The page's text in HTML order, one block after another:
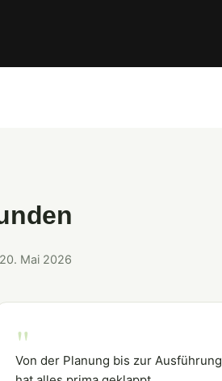
Mai 2026
"
Von der Planung bis zur Ausführung